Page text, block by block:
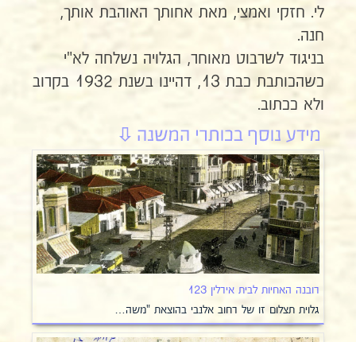
לי. חזקי ואמצי, מאת אחותך האוהבת אותך,
חנה.
בניגוד לשרבוט מאוחר, הגלויה נשלחה לא"י
כשהכותבת כבת 13, דהיינו בשנת 1932 בקרוב
ולא ככתוב.
רובנה האחיות לבית אירלין 123
גלוית תצלום זו של רחוב אלנבי בהוצאת "משה…